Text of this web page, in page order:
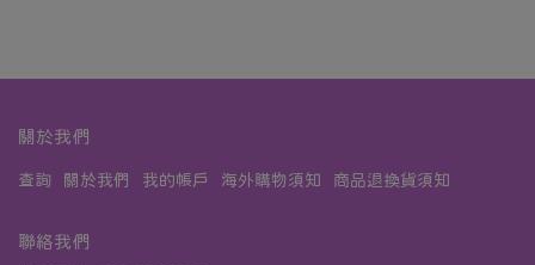
關於我們
查詢 關於我們 我的帳戶 海外購物須知 商品退換貨須知
聯絡我們